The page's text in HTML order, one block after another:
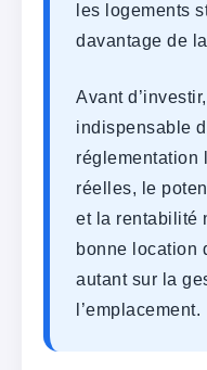
les logements
davantage de
Avant
indispensable
réglementation
réelles, le
et la rentabilité
bonne location
autant sur la
l’emplacement.